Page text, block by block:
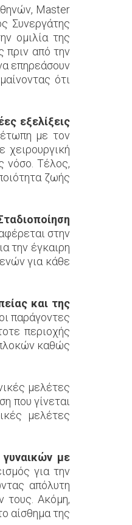
Master
Συνεργάτης
ομιλία της
πριν από την
επηρεάσουν
ότι
εξελίξεις
με τον
χειρουργική
νόσο. Τέλος,
ζωής
στην
την έγκαιρη
για κάθε
και της
παράγοντες
περιοχής
καθώς
μελέτες
που γίνεται
μελέτες
με
για την
απόλυτη
τους. Ακόμη,
αίσθημα της